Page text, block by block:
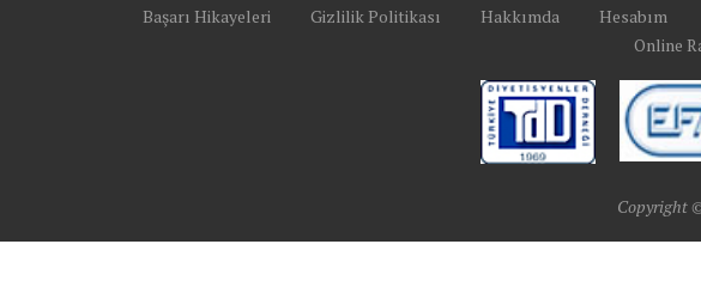
Başarı Hikayeleri Gizlilik Politikası Hakkımda Hesabım
Online
Copyright